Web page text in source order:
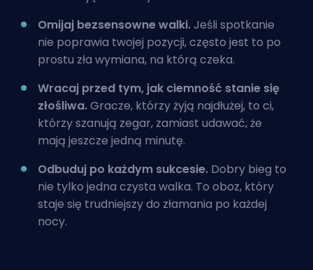
Omijaj bezsensowne walki.Jeśli spotkanie
nie poprawia twojej pozycji, często jest to po
prostu zła wymiana, na którą czeka.
Wracaj przed tym, jak ciemność stanie się
złośliwa.Gracze, którzy żyją najdłużej, to ci,
którzy szanują zegar, zamiast udawać, że
mają jeszcze jedną minutę.
Odbuduj po każdym sukcesie. Dobry bieg to
nie tylko jedna czysta walka. To oboz, który
staje się trudniejszy do złamania po każdej
nocy.